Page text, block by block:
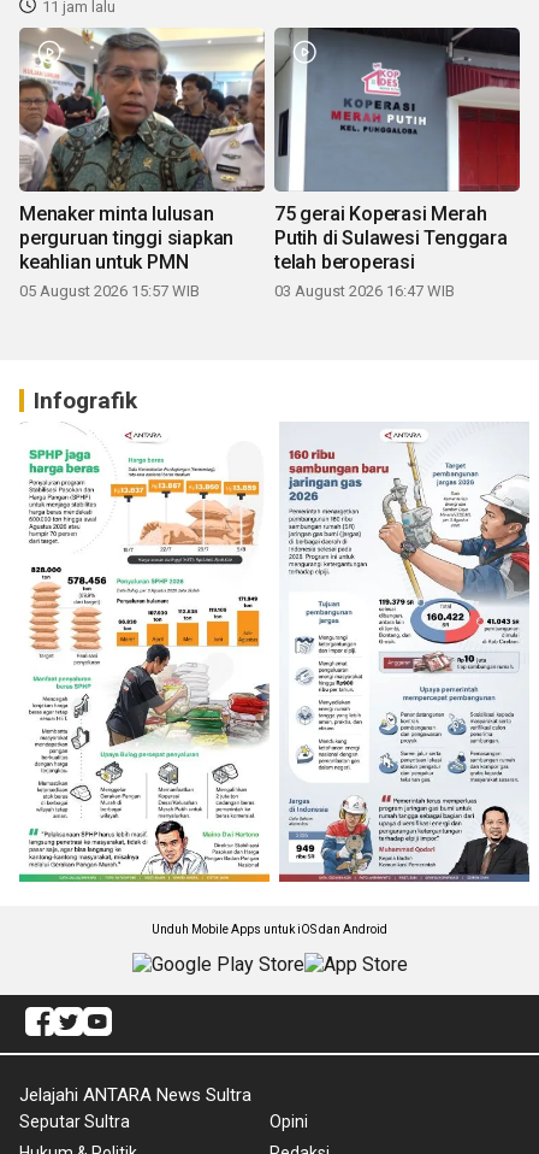
11 jam lalu
Menaker minta lulusan
perguruan tinggi siapkan
keahlian untuk PMN
05 August 2026 15:57 WIB
75 gerai Koperasi Merah
Putih di Sulawesi Tenggara
telah beroperasi
03 August 2026 16:47 WIB
Infografik
Unduh Mobile Apps untuk iOS dan Android
Jelajahi ANTARA News Sultra
Seputar Sultra
Opini